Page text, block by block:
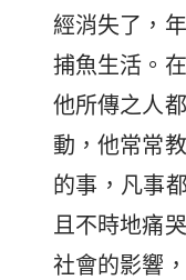
經消失了，
捕魚生活。
他所傳之人
動，他常常
的事，凡事
且不時地痛
社會的影響